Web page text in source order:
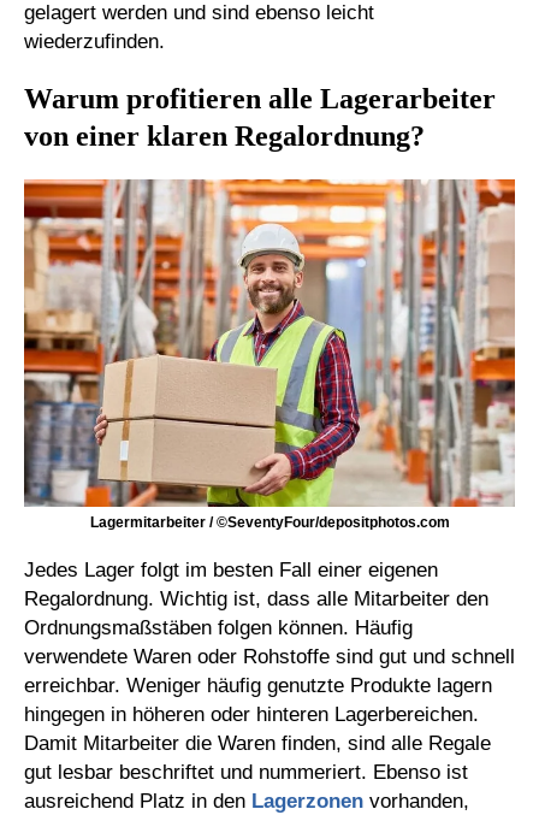
gelagert werden und sind ebenso leicht
wiederzufinden.
Warum profitieren alle Lagerarbeiter
von einer klaren Regalordnung?
Lagermitarbeiter / ©SeventyFour/depositphotos.com
Jedes Lager folgt im besten Fall einer eigenen
Regalordnung. Wichtig ist, dass alle Mitarbeiter den
Ordnungsmaßstäben folgen können. Häufig
verwendete Waren oder Rohstoffe sind gut und schnell
erreichbar. Weniger häufig genutzte Produkte lagern
hingegen in höheren oder hinteren Lagerbereichen.
Damit Mitarbeiter die Waren finden, sind alle Regale
gut lesbar beschriftet und nummeriert. Ebenso ist
ausreichend Platz in den Lagerzonen vorhanden,